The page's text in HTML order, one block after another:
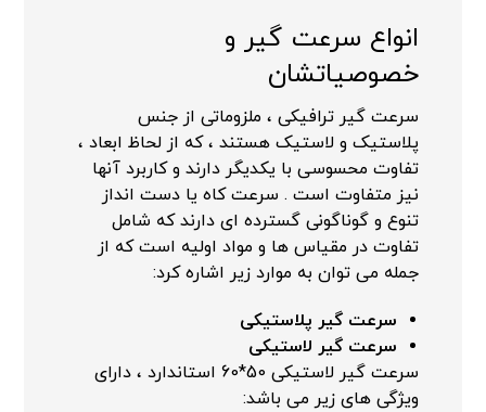
انواع سرعت گیر و
خصوصیاتشان
سرعت گیر ترافیکی ، ملزوماتی از جنس
پلاستیک و لاستیک هستند ، که از لحاظ ابعاد ،
تفاوت محسوسی با یکدیگر دارند و کاربرد آنها
نیز متفاوت است . سرعت کاه یا دست انداز
تنوع و گوناگونی گسترده ای دارند که شامل
تفاوت در مقیاس ها و مواد اولیه است که از
جمله می توان به موارد زیر اشاره کرد:
سرعت گیر پلاستیکی
سرعت گیر لاستیکی
سرعت گیر لاستیکی 50*60 استاندارد ، دارای
ویژگی های زیر می باشد: